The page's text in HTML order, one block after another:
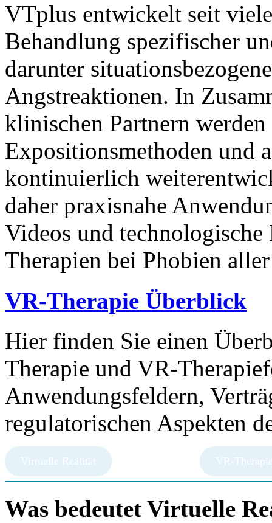
VTplus entwickelt seit
Behandlung spezifischer
darunter
Angstreaktionen. In
klinischen Partnern werden
Expositionsmethoden und
kontinuierlich
daher praxisnahe
Videos und
Therapien bei Phobien
VR-Therapie Überblick
Hier finden Sie einen
Therapie und VR-
Anwendungsfeldern,
regulatorischen Aspekten
Virtuelle Realität VR-
Was bedeutet Virtuelle